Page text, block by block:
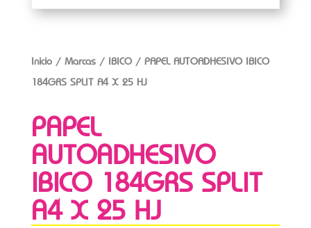
Inicio/ Marcas/ IBICO/ PAPEL AUTOADHESIVO IBICO
184GRS SPLIT A4 X 25 HJ
PAPEL
AUTOADHESIVO
IBICO 184GRS SPLIT
A4 X 25 HJ